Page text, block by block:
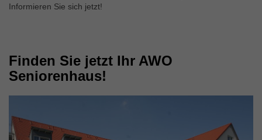
Informieren Sie sich jetzt!
Finden Sie jetzt Ihr AWO
Seniorenhaus!